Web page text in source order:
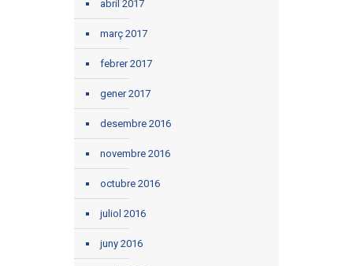
abril 2017
març 2017
febrer 2017
gener 2017
desembre 2016
novembre 2016
octubre 2016
juliol 2016
juny 2016